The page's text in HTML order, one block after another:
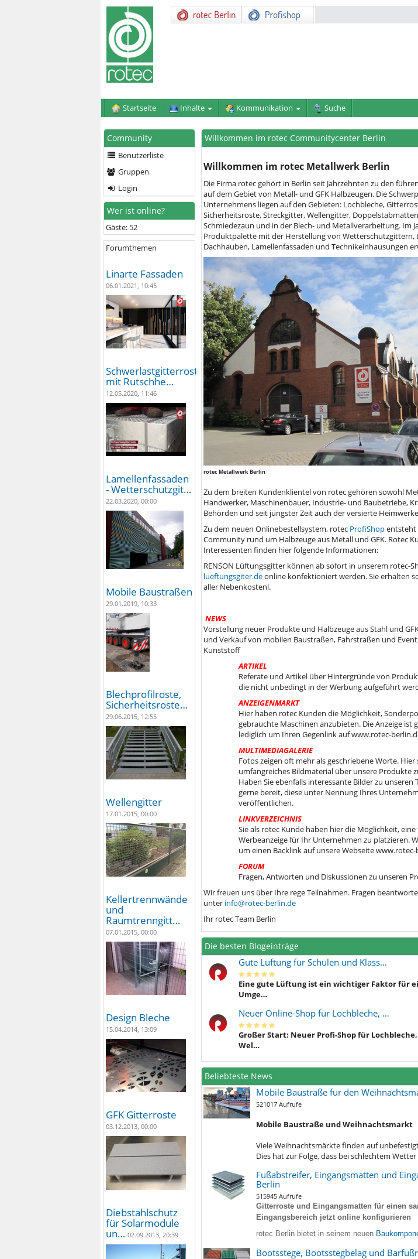
Startseite Inhalte Kommunikation Suche
Community
Benutzerliste
Gruppen
Login
Wer ist online?
Gäste: 52
Forumthemen
Linarte Fassaden
06.01.2021, 10:45
Schwerlastgitterroste
mit Rutschhe…
12.05.2020, 11:46
Lamellenfassaden
- Wetterschutzgit…
22.03.2020, 00:00
Mobile Baustraßen
29.01.2019, 10:33
Blechprofilroste,
Sicherheitsroste…
29.06.2015, 12:55
Wellengitter
17.01.2015, 00:00
Kellertrennwände
und
Raumtrenngitt…
07.01.2015, 00:00
Design Bleche
15.04.2014, 13:09
GFK Gitterroste
03.12.2013, 00:00
Diebstahlschutz
für Solarmodule
un… 02.09.2013, 20:39
Willkommen im rotec Communitycenter Berlin
Willkommen im rotec Metallwerk Berlin
Die Firma rotec gehört in Berlin seit Jahrzehnten zu den
auf dem Gebiet von Metall- und GFK Halbzeugen. Die
Unternehmens liegen auf den Gebieten: Lochbleche,
Sicherheitsroste, Streckgitter, Wellengitter,
Schmiedezaun und in der Blech- und Metallverarbeitung. Im
Produktpalette mit der Herstellung von Wetterschutzgittern,
Dachhauben, Lamellenfassaden und Technikeinhausungen
rotec Metallwerk Berlin
Zu dem breiten Kundenklientel von rotec gehören sowohl
Handwerker, Maschinenbauer, Industrie- und Baubetriebe,
Behörden und seit jüngster Zeit auch der versierte
Zu dem neuen Onlinebestellsystem, rotec ProfiShopentsteht
Community rund um Halbzeuge aus Metall und GFK. Rotec
Interessenten finden hier folgende Informationen:
RENSON Lüftungsgitter können ab sofort in unserem rotec-
lueftungsgiter.deonline konfektioniert werden. Sie erhalten
aller Nebenkostenl.
NEWS
Vorstellung neuer Produkte und Halbzeuge aus Stahl und
und Verkauf von mobilen Baustraßen, Fahrstraßen und
Kunststoff
ARTIKEL
Referate und Artikel über Hintergründe von
die nicht unbedingt in der Werbung aufgeführt
ANZEIGENMARKT
Hier haben rotec Kunden die Möglichkeit,
gebrauchte Maschinen anzubieten. Die Anzeige ist
lediglich um Ihren Gegenlink auf www.rotec-
MULTIMEDIAGALERIE
Fotos zeigen oft mehr als geschriebene Worte. Hier
umfangreiches Bildmaterial über unsere Produkte
Haben Sie ebenfalls interessante Bilder zu unseren
gerne bereit, diese unter Nennung Ihres
veröffentlichen.
LINKVERZEICHNIS
Sie als rotec Kunde haben hier die Möglichkeit,
Werbeanzeige für Ihr Unternehmen zu platzieren.
um einen Backlink auf unsere Webseite
FORUM
Fragen, Antworten und Diskussionen zu unseren
Wir freuen uns über Ihre rege Teilnahmen. Fragen
unter info@rotec-berlin.de
Ihr rotec Team Berlin
Die besten Blogeinträge
Gute Lüftung für Schulen und Klass…
Eine gute Lüftung ist ein wichtiger Faktor für
Umge…
Neuer Online-Shop für Lochbleche, …
Großer Start: Neuer Profi-Shop für
Wel…
Beliebteste News
Mobile Baustraße für den
521017 Aufrufe
Mobile Baustraße und Weihnachtsmarkt
Viele Weihnachtsmärkte finden auf
Dies hat zur Folge, dass bei schlechtem
Fußabstreifer, Eingangsmatten und
Berlin
515945 Aufrufe
Gitterroste und Eingangsmatten für einen
Eingangsbereich jetzt online konfigurieren
rotec Berlin bietet in seinem neuen
Bootsstege, Bootsstegbelag und